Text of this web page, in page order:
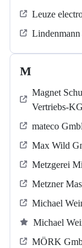
Leuze
M
Magnet
Vertriebs-KG
mateco
Max Wild
Metzgerei
Metzner
Michael
Michael
MÖRK